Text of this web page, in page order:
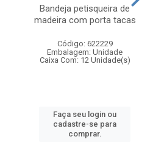
Bandeja petisqueira de
madeira com porta tacas
Código: 622229
Embalagem: Unidade
Caixa Com: 12 Unidade(s)
Faça seu login ou
cadastre-se para
comprar.